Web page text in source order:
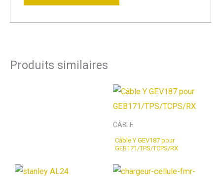
Produits similaires
CÂBLE
Câble Y GEV187 pour
GEB171/TPS/TCPS/RX